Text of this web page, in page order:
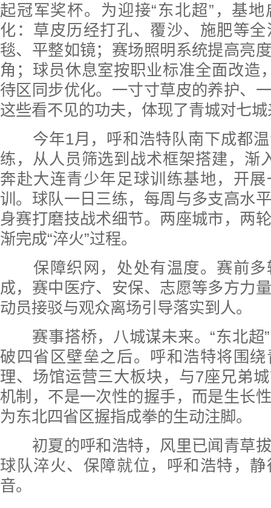
起冠军奖杯。为迎接“东北超”，基
化：草皮历经打孔、覆沙、施肥等
毯、平整如镜；赛场照明系统提高亮
角；球员休息室按职业标准全面改造
待区同步优化。一寸寸草皮的养护、
这些看不见的功夫，体现了青城对七
今年1月，呼和浩特队南下成都温
练，从人员筛选到战术框架搭建，渐
奔赴大连青少年足球训练基地，开
训。球队一日三练，每周与多支高水
身赛打磨技战术细节。两座城市，两
渐完成“淬火”过程。
保障织网，处处有温度。赛前多
成，赛中医疗、安保、志愿等多方力
动员接驳与观众离场引导落实到人。
赛事搭桥，八城谋未来。“东北超”
破四省区壁垒之后。呼和浩特将围
理、场馆运营三大板块，与7座兄弟
机制，不是一次性的握手，而是生长
为东北四省区握指成拳的生动注脚。
初夏的呼和浩特，风里已闻青草拔
球队淬火、保障就位，呼和浩特，
音。